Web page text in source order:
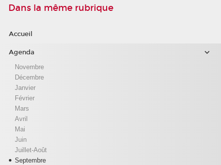
Dans la même rubrique
Accueil
Agenda
Novembre
Décembre
Janvier
Février
Mars
Avril
Mai
Juin
Juillet-Août
Septembre